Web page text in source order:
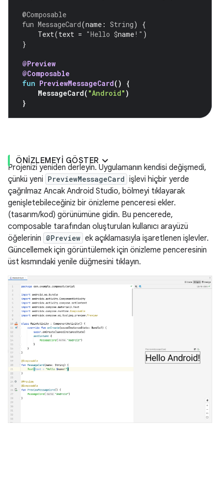
@Composable
fun MessageCard(name : String)
{
Text(text = "Hello $name!" )
}
@Preview
@Composable
fun PreviewMessageCard()
{
MessageCard( "Android" )
}
ÖNIZLEMEYI GÖSTER
Projenizi yeniden derleyin. Uygulamanın kendisi değişmedi,
çünkü yeni PreviewMessageCard işlevi hiçbir yerde
çağrılmaz Ancak Android Studio, bölmeyi tıklayarak
genişletebileceğiniz bir önizleme penceresi ekler.
(tasarım/kod) görünümüne gidin. Bu pencerede,
composable tarafından oluşturulan kullanıcı arayüzü
öğelerinin @Preview ek açıklamasıyla işaretlenen işlevler.
Güncellemek için görüntülemek için önizleme penceresinin
üst kısmındaki yenile düğmesini tıklayın.